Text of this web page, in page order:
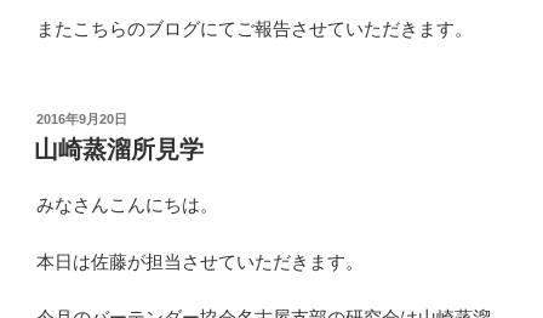
またこちらのブログにてご報告させていただきます。
投
稿
日:
2016年9月20日
山崎蒸溜所見学
みなさんこんにちは。
本日は佐藤が担当させていただきます。